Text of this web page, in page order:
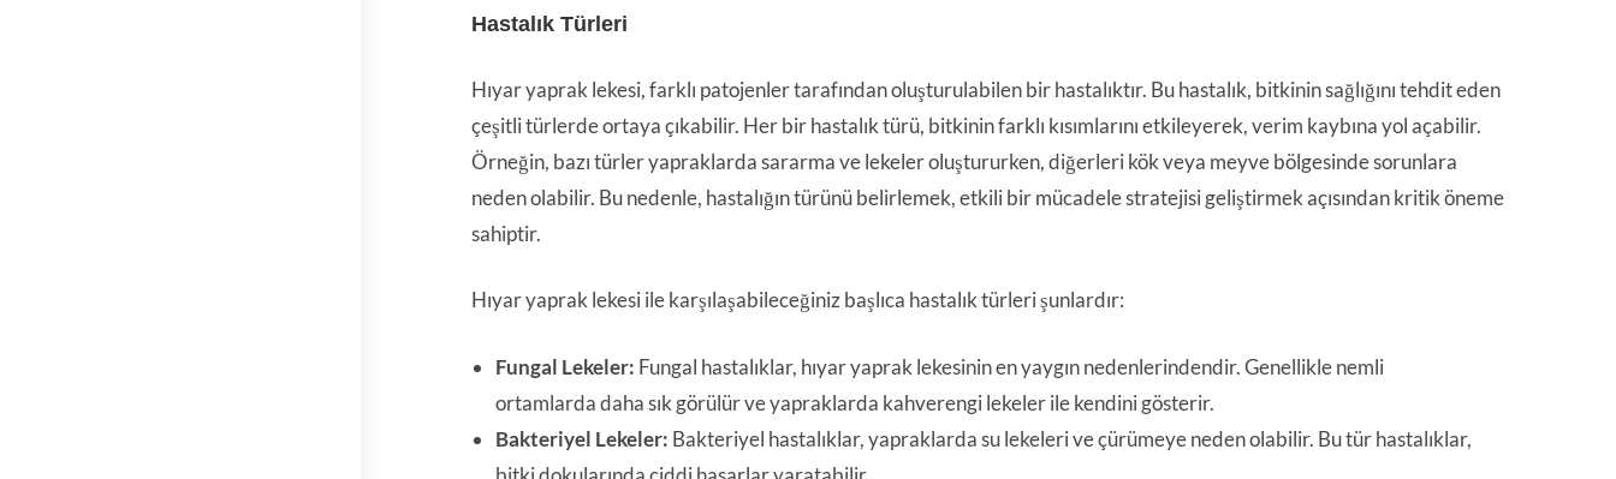
Hastalık Türleri
Hıyar yaprak lekesi, farklı patojenler tarafından oluşturulabilen bir hastalıktır. Bu hastalık, bitkinin sağlığını tehdit eden
çeşitli türlerde ortaya çıkabilir. Her bir hastalık türü, bitkinin farklı kısımlarını etkileyerek, verim kaybına yol açabilir.
Örneğin, bazı türler yapraklarda sararma ve lekeler oluştururken, diğerleri kök veya meyve bölgesinde sorunlara
neden olabilir. Bu nedenle, hastalığın türünü belirlemek, etkili bir mücadele stratejisi geliştirmek açısından kritik öneme
sahiptir.
Hıyar yaprak lekesi ile karşılaşabileceğiniz başlıca hastalık türleri şunlardır:
Fungal Lekeler: Fungal hastalıklar, hıyar yaprak lekesinin en yaygın nedenlerindendir. Genellikle nemli
ortamlarda daha sık görülür ve yapraklarda kahverengi lekeler ile kendini gösterir.
Bakteriyel Lekeler: Bakteriyel hastalıklar, yapraklarda su lekeleri ve çürümeye neden olabilir. Bu tür hastalıklar,